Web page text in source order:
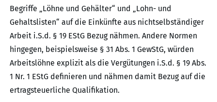
Begriffe „Löhne und Gehälter“ und „Lohn- und
Gehaltslisten“ auf die Einkünfte aus nichtselbständiger
Arbeit i.S.d. § 19 EStG Bezug nähmen. Andere Normen
hingegen, beispielsweise § 31 Abs. 1 GewStG, würden
Arbeitslöhne explizit als die Vergütungen i.S.d. § 19 Abs.
1 Nr. 1 EStG definieren und nähmen damit Bezug auf die
ertragsteuerliche Qualifikation.